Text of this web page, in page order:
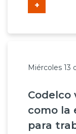
+
Miércoles 13
Codelco
como la
para